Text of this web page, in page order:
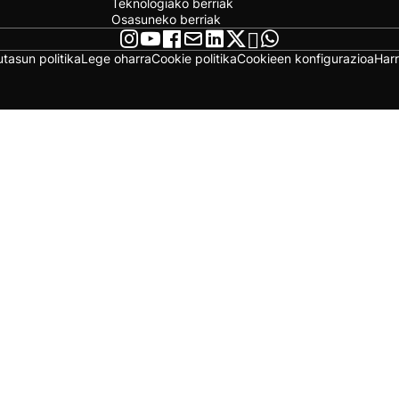
Teknologiako berriak
Osasuneko berriak
politikaLege oharraCookie politikaCookieen konfigurazioa